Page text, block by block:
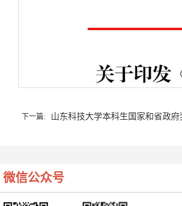
下一篇: 山东科技大学本科生国家和省政
微信公众号